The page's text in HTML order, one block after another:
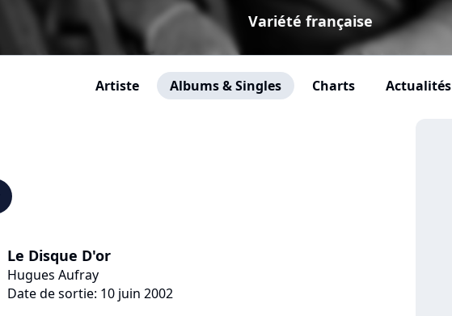
Variété française
Artiste Albums & Singles Charts Actualités
Le Disque D'or
Hugues Aufray
Date de sortie: 10 juin 2002